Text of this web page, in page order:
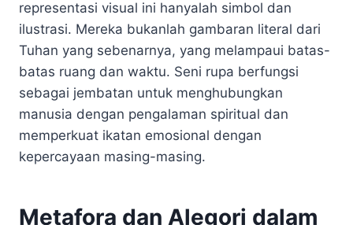
representasi visual ini hanyalah simbol dan
ilustrasi. Mereka bukanlah gambaran literal dari
Tuhan yang sebenarnya, yang melampaui batas-
batas ruang dan waktu. Seni rupa berfungsi
sebagai jembatan untuk menghubungkan
manusia dengan pengalaman spiritual dan
memperkuat ikatan emosional dengan
kepercayaan masing-masing.
Metafora dan Alegori dalam